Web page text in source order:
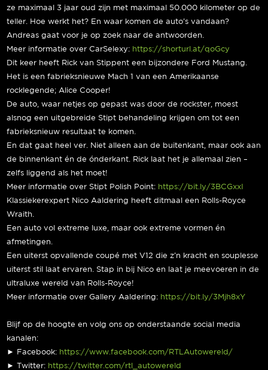
ze maximaal 3 jaar oud zijn met maximaal 50.000 kilometer op de
teller. Hoe werkt het? En waar komen de auto’s vandaan?
Andreas gaat voor je op zoek naar de antwoorden.
Meer informatie over CarSelexy: https://shorturl.at/qoGcy
Dit keer heeft Rick van Stippent een bijzondere Ford Mustang.
Het is een fabrieksnieuwe Mach 1 van een Amerikaanse
rocklegende; Alice Cooper!
De auto, waar netjes op gepast was door de rockster, moest
alsnog een uitgebreide Stipt behandeling krijgen om tot een
fabrieksnieuw resultaat te komen.
En dat gaat heel ver. Niet alleen aan de buitenkant, maar ook aan
de binnenkant én de ónderkant. Rick laat het je allemaal zien –
zelfs liggend als het moet!
Meer informatie over Stipt Polish Point: https://bit.ly/3BCGxxI
Klassiekerexpert Nico Aaldering heeft ditmaal een Rolls-Royce
Wraith.
Een auto vol extreme luxe, maar ook extreme vormen én
afmetingen.
Een uiterst opvallende coupé met V12 die z’n kracht en souplesse
uiterst stil laat ervaren. Stap in bij Nico en laat je meevoeren in de
ultraluxe wereld van Rolls-Royce!
Meer informatie over Gallery Aaldering: https://bit.ly/3Mjh8xY
Blijf op de hoogte en volg ons op onderstaande social media
kanalen:
► Facebook: https://www.facebook.com/RTLAutowereld/
► Twitter: https://twitter.com/rtl_autowereld